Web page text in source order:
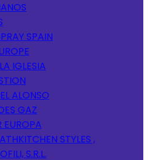
SPAIN
IGLESIA
ALONSO
GAZ
EUROPA
STYLES ,
S.R.L.